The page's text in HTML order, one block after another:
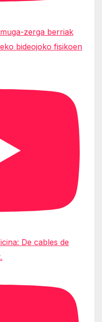
zerga berriak
bideojoko fisikoen
De cables de